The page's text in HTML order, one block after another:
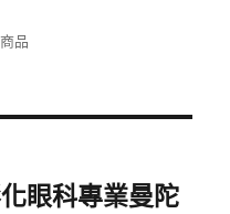
品
眼科專業曼陀